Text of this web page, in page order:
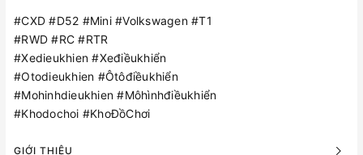
#CXD #D52 #Mini #Volkswagen #T1
#RWD #RC #RTR
#Xedieukhien #Xeđiềukhiển
#Otodieukhien #Ôtôđiềukhiển
#Mohinhdieukhien #Môhìnhđiềukhiển
#Khodochoi #KhoĐồChơi
GIỚI THIỆU